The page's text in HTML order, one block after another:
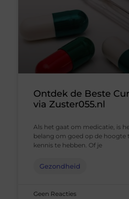
Ontdek de Beste
via Zuster055.nl
Als het gaat om medicatie, is
belang om goed op de hoogte
kennis te hebben. Of je
Gezondheid
Geen Reacties